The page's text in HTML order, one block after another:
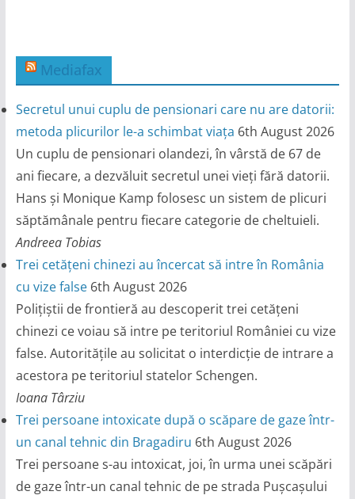
Mediafax
Secretul unui cuplu de pensionari care nu are datorii:
metoda plicurilor le-a schimbat viața 6th August 2026
Un cuplu de pensionari olandezi, în vârstă de 67 de
ani fiecare, a dezvăluit secretul unei vieți fără datorii.
Hans și Monique Kamp folosesc un sistem de plicuri
săptămânale pentru fiecare categorie de cheltuieli.
Andreea Tobias
Trei cetățeni chinezi au încercat să intre în România
cu vize false 6th August 2026
Polițiștii de frontieră au descoperit trei cetățeni
chinezi ce voiau să intre pe teritoriul României cu vize
false. Autoritățile au solicitat o interdicție de intrare a
acestora pe teritoriul statelor Schengen.
Ioana Târziu
Trei persoane intoxicate după o scăpare de gaze într-
un canal tehnic din Bragadiru 6th August 2026
Trei persoane s-au intoxicat, joi, în urma unei scăpări
de gaze într-un canal tehnic de pe strada Pușcașului